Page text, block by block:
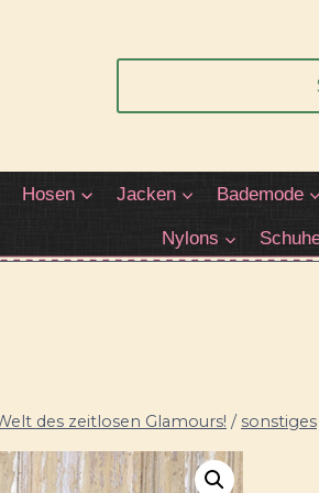
Hosen Jacken Bademode
Nylons
des zeitlosen Glamours! / sonstiges